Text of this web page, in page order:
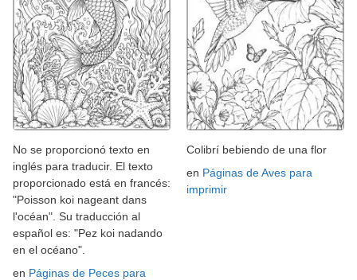
No se proporcionó texto en
inglés para traducir. El texto
proporcionado está en francés:
"Poisson koi nageant dans
l'océan". Su traducción al
español es: "Pez koi nadando
en el océano".
en Páginas de Peces para
Colibrí bebiendo de una flor
en Páginas de Aves para
imprimir